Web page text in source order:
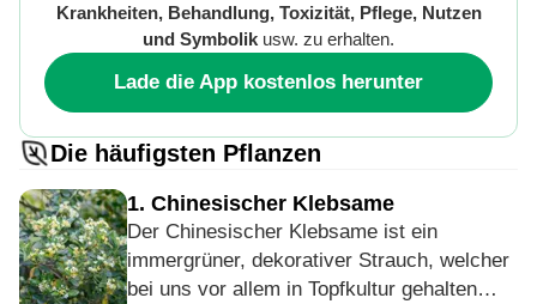
Krankheiten, Behandlung, Toxizität, Pflege, Nutzen
und Symbolik usw. zu erhalten.
Lade die App kostenlos herunter
Die häufigsten Pflanzen
1. Chinesischer Klebsame
Der Chinesischer Klebsame ist ein
immergrüner, dekorativer Strauch, welcher
bei uns vor allem in Topfkultur gehalten